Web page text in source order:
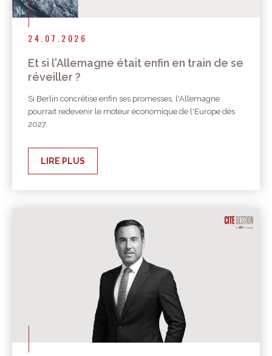
24.07.2026
Et si l'Allemagne était enfin en train de se
réveiller ?
Si Berlin concrétise enfin ses promesses, l'Allemagne
pourrait redevenir le moteur économique de l'Europe dès
2027.
LIRE PLUS